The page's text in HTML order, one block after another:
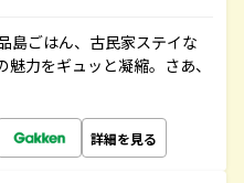
島ごはん、古民家ステイな
力をギュッと凝縮。さあ、
詳細を見る